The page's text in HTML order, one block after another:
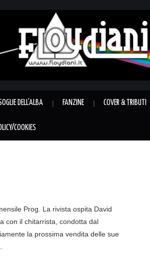
DELL’ALBA FANZINE COVER & TRIBUTI
COOKIES
Prog. La rivista ospita David
con il chitarrista, condotta dal
la prossima vendita delle sue